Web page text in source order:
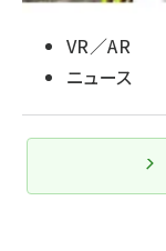
VR／AR
ニュース